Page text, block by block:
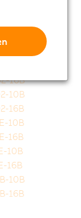
16B
10B
16B
10B
16B
10B
16B
10B
16B